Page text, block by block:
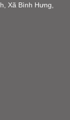
Xã Bình Hưng,